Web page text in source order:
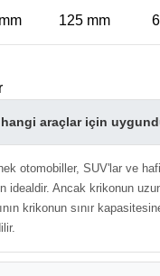
125 mm
araçlar için
otomobiller, SUV'lar ve
idealdir. Ancak krikonun
krikonun sınır